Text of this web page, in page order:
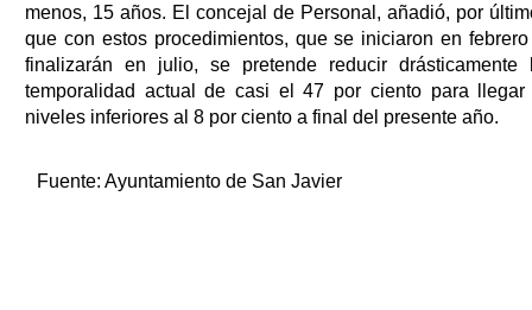
menos, 15 años. El concejal de Personal, añadió, por
que con estos procedimientos, que se iniciaron en
finalizarán en julio, se pretende reducir drásticamente
temporalidad actual de casi el 47 por ciento para llegar
niveles inferiores al 8 por ciento a final del presente año.
Fuente: Ayuntamiento de San Javier